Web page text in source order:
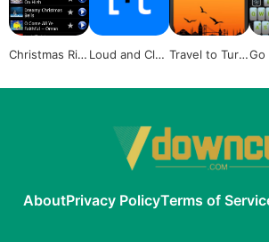
Christmas Rin Loud and Clea Travel to Turk Go
AboutPrivacy PolicyTerms of